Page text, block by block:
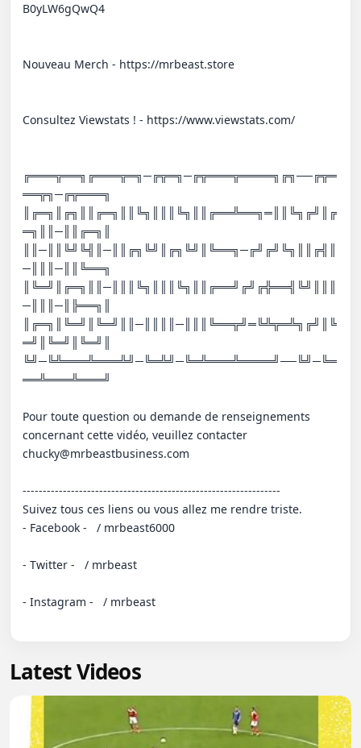
B0yLW6gQwQ4
Nouveau Merch - https://mrbeast.store
Consultez Viewstats ! - https://www.viewstats.com/
╔═══╦══╗╔═══╦═╗─╔╦═╗─╔╦═══╦════╗╔╗──╔╦═
══╦╗─╔╦═══╗
║╔═╗║╔╗║║╔═╗║║╚╗║║║╚╗║║╔══╩══╗═║║╚╗╔╝║╔
═╗║║─║║╔═╗║
║║─║║╚╝╚╣║─║║╔╗╚╝║╔╗╚╝║╚══╗─╔╝╔╝╚╗║║╔╣║
─║║║─║║╚══╗
║╚═╝║╔═╗║║─║║║╚╗║║║╚╗║║╔══╝╔╝╔╬══╣╚╝║║║
─║║║─║╠══╗║
║╔═╗║╚═╝║╚═╝║║─║║║║─║║║╚══╦╝═╚╩╦═╩╗╔╝║╚
═╝║╚═╝║╚═╝║
╚╝─╚╩═══╩═══╩╝─╚═╩╝─╚═╩═══╩════╝──╚╝─╚═
══╩═══╩═══╝
Pour toute question ou demande de renseignements
concernant cette vidéo, veuillez contacter
chucky@mrbeastbusiness.com
----------------------------------------------------------------
Suivez tous ces liens ou vous allez me rendre triste.
- Facebook -   / mrbeast6000
- Twitter -   / mrbeast
- Instagram -   / mrbeast
Latest Videos